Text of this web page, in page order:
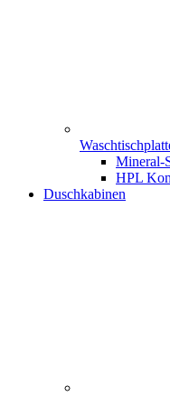
Mineral-
HPL
Duschkabinen